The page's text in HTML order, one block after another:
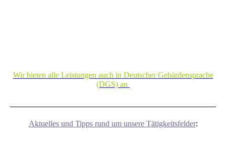
Wir bieten alle Leistungen auch in Deutscher Gebärdensprache
(DGS) an
Aktuelles und Tipps rund um unsere Tätigkeitsfelder: